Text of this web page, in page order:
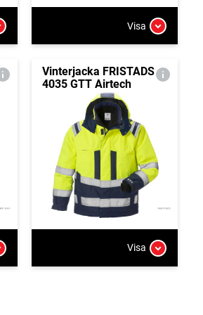
Visa
Vinterjacka FRISTADS
4035 GTT Airtech
Visa